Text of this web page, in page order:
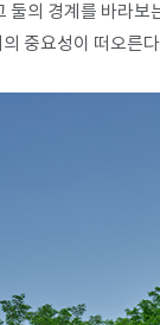
둘의 경계를 바라
중요성이 떠오른